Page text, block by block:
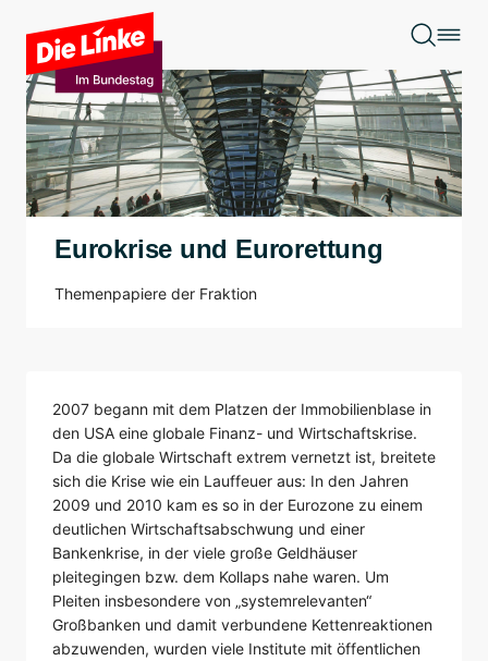
Zum Hauptinhalt springen
Eurokrise und Eurorettung
Themenpapiere der Fraktion
2007 begann mit dem Platzen der Immobilienblase in
den USA eine globale Finanz- und Wirtschaftskrise.
Da die globale Wirtschaft extrem vernetzt ist, breitete
sich die Krise wie ein Lauffeuer aus: In den Jahren
2009 und 2010 kam es so in der Eurozone zu einem
deutlichen Wirtschaftsabschwung und einer
Bankenkrise, in der viele große Geldhäuser
pleitegingen bzw. dem Kollaps nahe waren. Um
Pleiten insbesondere von „systemrelevanten“
Großbanken und damit verbundene Kettenreaktionen
abzuwenden, wurden viele Institute mit öffentlichen